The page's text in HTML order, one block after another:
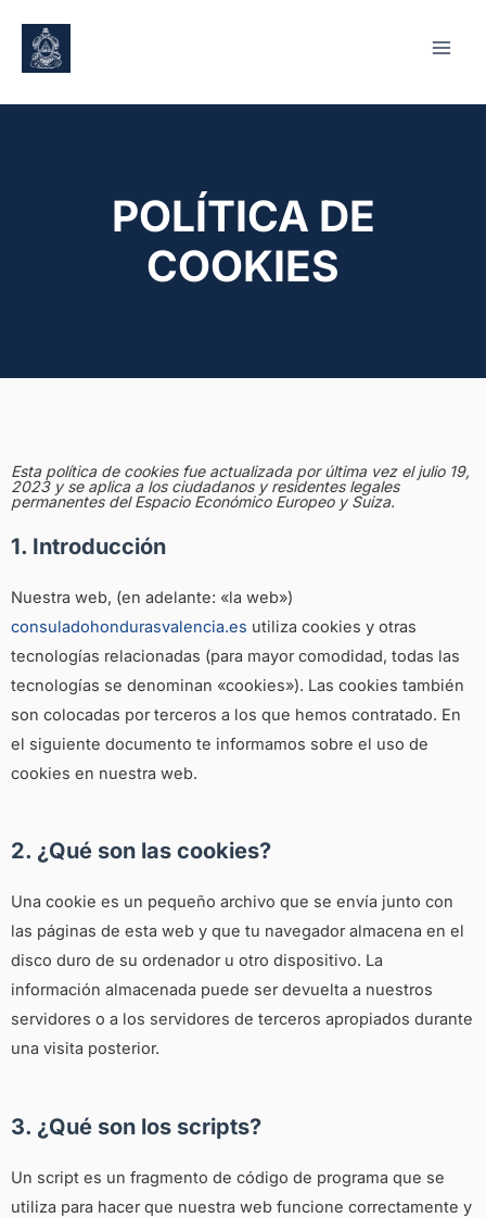
POLÍTICA DE
COOKIES
Esta política de cookies fue actualizada por última vez el julio 19,
2023 y se aplica a los ciudadanos y residentes legales
permanentes del Espacio Económico Europeo y Suiza.
1. Introducción
Nuestra web, (en adelante: «la web»)
consuladohondurasvalencia.es utiliza cookies y otras
tecnologías relacionadas (para mayor comodidad, todas las
tecnologías se denominan «cookies»). Las cookies también
son colocadas por terceros a los que hemos contratado. En
el siguiente documento te informamos sobre el uso de
cookies en nuestra web.
2. ¿Qué son las cookies?
Una cookie es un pequeño archivo que se envía junto con
las páginas de esta web y que tu navegador almacena en el
disco duro de su ordenador u otro dispositivo. La
información almacenada puede ser devuelta a nuestros
servidores o a los servidores de terceros apropiados durante
una visita posterior.
3. ¿Qué son los scripts?
Un script es un fragmento de código de programa que se
utiliza para hacer que nuestra web funcione correctamente y